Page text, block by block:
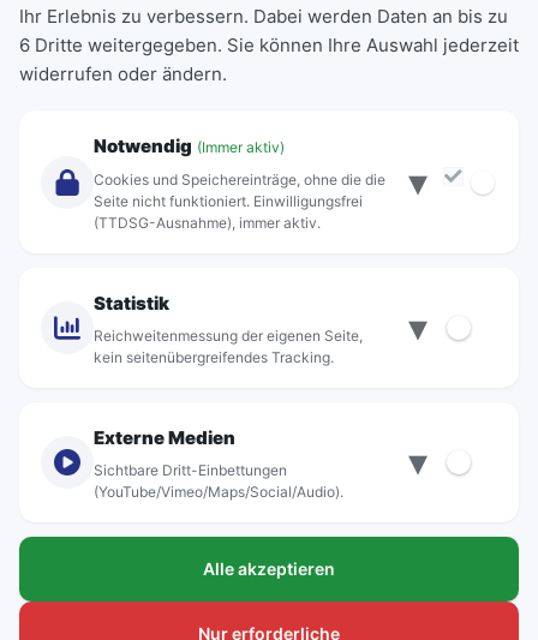
Schülerkarte
Einzeltickets
Abonnements
Über Rebus
Standorte
© rebus Regionalbus Rostock GmbH
Ihr Erlebnis zu verbessern. Dabei werden Daten an bis zu
6 Dritte weitergegeben. Sie können Ihre Auswahl jederzeit
widerrufen oder ändern.
Notwendig (Immer aktiv)
Cookies und Speichereinträge, ohne die die
Seite nicht funktioniert. Einwilligungsfrei
(TTDSG-Ausnahme), immer aktiv.
▾
Statistik
Reichweitenmessung der eigenen Seite,
kein seitenübergreifendes Tracking.
▾
Externe Medien
Sichtbare Dritt-Einbettungen
(YouTube/Vimeo/Maps/Social/Audio).
▾
Alle akzeptieren
Nur erforderliche